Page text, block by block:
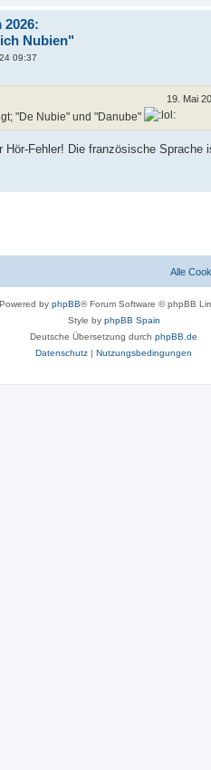
Nubien"
09:37
19. Mai
"De Nubie" und "Danube"
Hör-Fehler! Die französische Sprache
Alle
Powered by phpBB® Forum Software © phpBB
Style by phpBB Spain
Deutsche Übersetzung durch phpBB.de
Datenschutz | Nutzungsbedingungen